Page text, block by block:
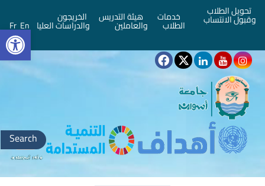
تحويل الطلاب
وقبول الانتساب خدمات
الطلاب
هيئة التدريس
والعاملين
الخريجون
والدراسات العليا En
Fr
Search
for: